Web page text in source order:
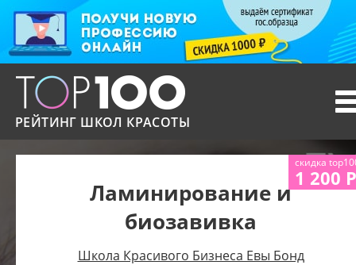
РЕЙТИНГ ШКОЛ КРАСОТЫ
скидка
1 200 Р
Ламинирование и
биозавивка
Школа Красивого Бизнеса Евы Бонд